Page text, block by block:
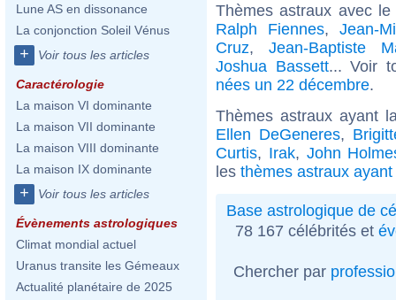
Lune AS en dissonance
La conjonction Soleil Vénus
+ Voir tous les articles
Caractérologie
La maison VI dominante
La maison VII dominante
La maison VIII dominante
La maison IX dominante
+ Voir tous les articles
Évènements astrologiques
Climat mondial actuel
Uranus transite les Gémeaux
Actualité planétaire de 2025
Thèmes astraux avec
Ralph Fiennes, Jean-
Cruz, Jean-Baptiste
Joshua Bassett... Voir
nées un 22 décembre.
Thèmes astraux ayant
Ellen DeGeneres,
Curtis, Irak, John
les thèmes astraux
Base astrologique de
78 167 célébrités et
Chercher par